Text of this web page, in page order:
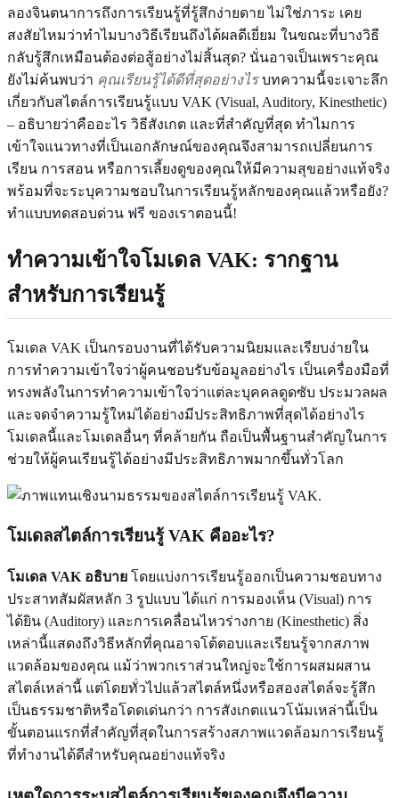
ลองจินตนาการถึงการเรียนรู้ที่รู้สึกง่ายดาย ไม่ใช่ภาระ เคย
สงสัยไหมว่าทำไมบางวิธีเรียนถึงได้ผลดีเยี่ยม ในขณะที่บางวิธี
กลับรู้สึกเหมือนต้องต่อสู้อย่างไม่สิ้นสุด? นั่นอาจเป็นเพราะคุณ
ยังไม่ค้นพบว่า คุณเรียนรู้ได้ดีที่สุดอย่างไรบทความนี้จะเจาะลึก
เกี่ยวกับสไตล์การเรียนรู้แบบ VAK (Visual, Auditory, Kinesthetic)
– อธิบายว่าคืออะไร วิธีสังเกต และที่สำคัญที่สุด ทำไมการ
เข้าใจแนวทางที่เป็นเอกลักษณ์ของคุณจึงสามารถเปลี่ยนการ
เรียน การสอน หรือการเลี้ยงดูของคุณให้มีความสุขอย่างแท้จริง
พร้อมที่จะระบุความชอบในการเรียนรู้หลักของคุณแล้วหรือยัง?
ทำแบบทดสอบด่วน ฟรี ของเราตอนนี้!
ทำความเข้าใจโมเดล VAK: รากฐาน
สำหรับการเรียนรู้
โมเดล VAK เป็นกรอบงานที่ได้รับความนิยมและเรียบง่ายใน
การทำความเข้าใจว่าผู้คนชอบรับข้อมูลอย่างไร เป็นเครื่องมือที่
ทรงพลังในการทำความเข้าใจว่าแต่ละบุคคลดูดซับ ประมวลผล
และจดจำความรู้ใหม่ได้อย่างมีประสิทธิภาพที่สุดได้อย่างไร
โมเดลนี้และโมเดลอื่นๆ ที่คล้ายกัน ถือเป็นพื้นฐานสำคัญในการ
ช่วยให้ผู้คนเรียนรู้ได้อย่างมีประสิทธิภาพมากขึ้นทั่วโลก
โมเดลสไตล์การเรียนรู้ VAK คืออะไร?
โมเดล VAK อธิบาย โดยแบ่งการเรียนรู้ออกเป็นความชอบทาง
ประสาทสัมผัสหลัก 3 รูปแบบ ได้แก่ การมองเห็น (Visual) การ
ได้ยิน (Auditory) และการเคลื่อนไหวร่างกาย (Kinesthetic) สิ่ง
เหล่านี้แสดงถึงวิธีหลักที่คุณอาจโต้ตอบและเรียนรู้จากสภาพ
แวดล้อมของคุณ แม้ว่าพวกเราส่วนใหญ่จะใช้การผสมผสาน
สไตล์เหล่านี้ แต่โดยทั่วไปแล้วสไตล์หนึ่งหรือสองสไตล์จะรู้สึก
เป็นธรรมชาติหรือโดดเด่นกว่า การสังเกตแนวโน้มเหล่านี้เป็น
ขั้นตอนแรกที่สำคัญที่สุดในการสร้างสภาพแวดล้อมการเรียนรู้
ที่ทำงานได้ดีสำหรับคุณอย่างแท้จริง